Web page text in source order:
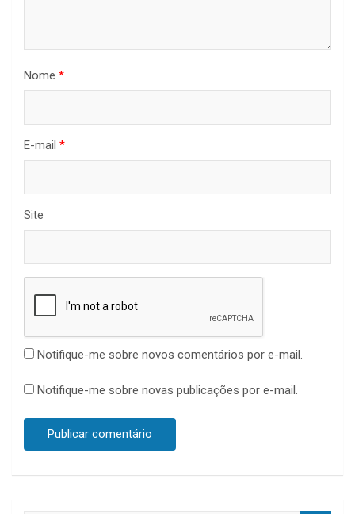
Nome *
E-mail *
Site
Notifique-me sobre novos comentários por e-mail.
Notifique-me sobre novas publicações por e-mail.